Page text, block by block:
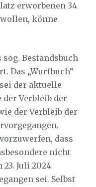
erworbenen 34
könne
Bestandsbuch
Das „Wurfbuch“
der aktuelle
der Verbleib der
der Verbleib der
dass
nicht
Juli 2024
sei. Selbst